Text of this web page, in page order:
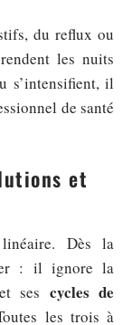
du reflux ou
les nuits
s’intensifient, il
de santé
et
Dès la
: il ignore la
ses cycles de
les trois à